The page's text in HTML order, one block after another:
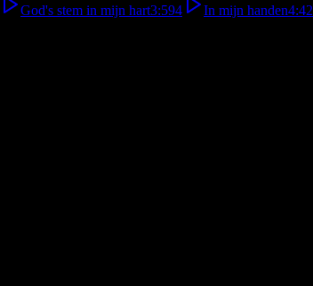
God's stem in mijn hart3:594 In mijn handen4:42